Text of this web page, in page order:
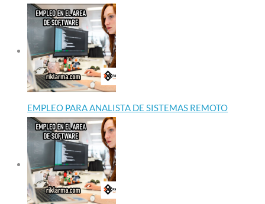
EMPLEO PARA ANALISTA DE SISTEMAS REMOTO